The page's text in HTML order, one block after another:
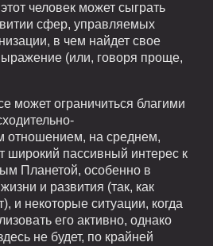
человек может сыграть
сфер, управляемых
в чем найдет свое
(или, говоря проще,
может ограничиться благими
отношением, на среднем,
широкий пассивный интерес к
Планетой, особенно в
и развития (так, как
и некоторые ситуации, когда
его активно, однако
не будет, по крайней